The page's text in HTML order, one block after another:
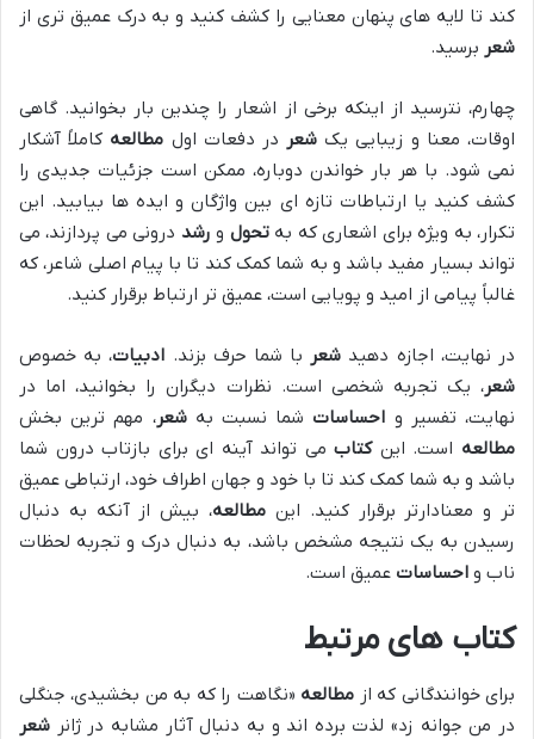
کند تا لایه های پنهان معنایی را کشف کنید و به درک عمیق تری از
شعر برسید.
چهارم، نترسید از اینکه برخی از اشعار را چندین بار بخوانید. گاهی
اوقات، معنا و زیبایی یک شعر در دفعات اول مطالعه کاملاً آشکار
نمی شود. با هر بار خواندن دوباره، ممکن است جزئیات جدیدی را
کشف کنید یا ارتباطات تازه ای بین واژگان و ایده ها بیابید. این
تکرار، به ویژه برای اشعاری که بهتحول و رشد درونی می پردازند، می
تواند بسیار مفید باشد و به شما کمک کند تا با پیام اصلی شاعر، که
غالباً پیامی از امید و پویایی است، عمیق تر ارتباط برقرار کنید.
در نهایت، اجازه دهید شعر با شما حرف بزند. ادبیات، به خصوص
شعر، یک تجربه شخصی است. نظرات دیگران را بخوانید، اما در
نهایت، تفسیر و احساسات شما نسبت بهشعر، مهم ترین بخش
مطالعه است. اینکتابمی تواند آینه ای برای بازتاب درون شما
باشد و به شما کمک کند تا با خود و جهان اطراف خود، ارتباطی عمیق
تر و معنادارتر برقرار کنید. این مطالعه، بیش از آنکه به دنبال
رسیدن به یک نتیجه مشخص باشد، به دنبال درک و تجربه لحظات
ناب و احساسات عمیق است.
کتاب های مرتبط
برای خوانندگانی که از مطالعه «نگاهت را که به من بخشیدی، جنگلی
در من جوانه زد» لذت برده اند و به دنبال آثار مشابه در ژانر شعر